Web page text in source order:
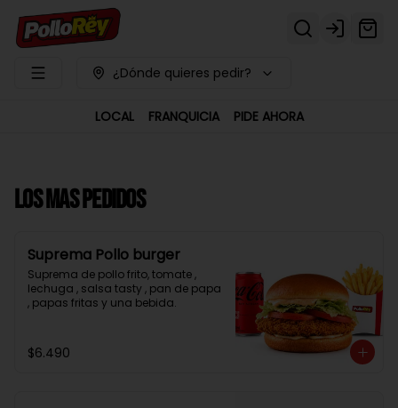
Login
¿Dónde quieres pedir?
LOCAL FRANQUICIA PIDE AHORA
LOS MAS PEDIDOS
Suprema Pollo burger
Suprema de pollo frito, tomate ,
lechuga , salsa tasty , pan de papa
, papas fritas y una bebida.
$6.490